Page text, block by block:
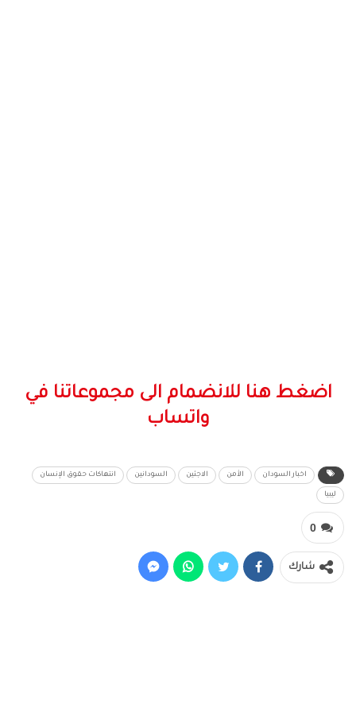
اضغط هنا للانضمام الى مجموعاتنا في
واتساب
اخبار السودان الأمن الاجئين السودانين انتهاكات حقوق الإنسان
ليبيا
0
شارك